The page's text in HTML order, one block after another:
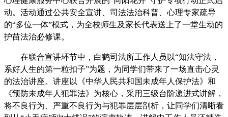
动。活动通过公共安全宣讲、司法法治科普、心理专家疏导
的“多位一体”模式，为全校师生及家长代表送上了一堂生动的
护苗法治必修课。
在联合宣讲环节中，白鹤司法所工作人员以“知法守法，
系好人生的第一粒扣子”为题，为同学们带来了一场直击心灵
的法治讲座。讲座以《中华人民共和国未成年人保护法》和
《预防未成年人犯罪法》为核心，采用三级台阶递进式讲解，
将不良行为、严重不良行为与犯罪层层剖析，让同学们清晰看